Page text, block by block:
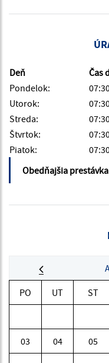
Deň Čas
Pondelok:
Utorok:
Streda:
Štvrtok:
Piatok:
Obedňajšia
PO UT ST
03 04 05